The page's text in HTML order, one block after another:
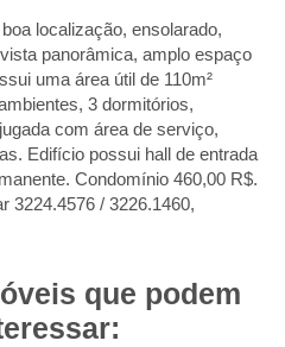
localização, ensolarado,
panorâmica, amplo espaço
uma área útil de 110m²
3 dormitórios,
com área de serviço,
Edifício possui hall de entrada
Condomínio 460,00 R$.
3224.4576 / 3226.1460,
que podem